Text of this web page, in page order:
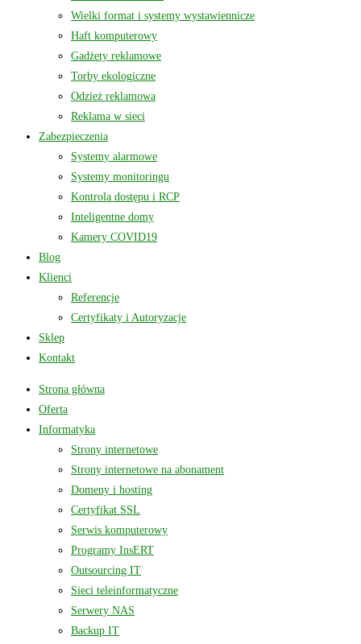
Wielki format i systemy wystawiennicze
Haft komputerowy
Gadżety reklamowe
Torby ekologiczne
Odzież reklamowa
Reklama w sieci
Zabezpieczenia
Systemy alarmowe
Systemy monitoringu
Kontrola dostępu i RCP
Inteligentne domy
Kamery COVID19
Blog
Klienci
Referencje
Certyfikaty i Autoryzacje
Sklep
Kontakt
Strona główna
Oferta
Informatyka
Strony internetowe
Strony internetowe na abonament
Domeny i hosting
Certyfikat SSL
Serwis komputerowy
Programy InsERT
Outsourcing IT
Sieci teleinformatyczne
Serwery NAS
Backup IT